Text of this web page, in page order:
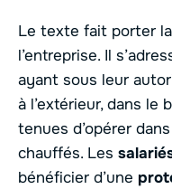
Le texte fait porter la
l’entreprise. Il
ayant sous leur
à l’extérieur, dans le
tenues d’opérer
chauffés. Les
bénéficier d’une